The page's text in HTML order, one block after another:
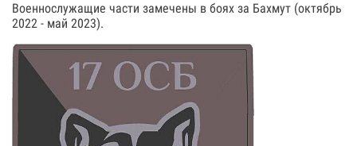
Военнослужащие части замечены в боях за Бахмут (октябрь
2022 - май 2023).